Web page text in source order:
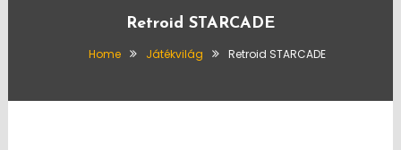
Retroid STARCADE
Home Játékvilág Retroid STARCADE